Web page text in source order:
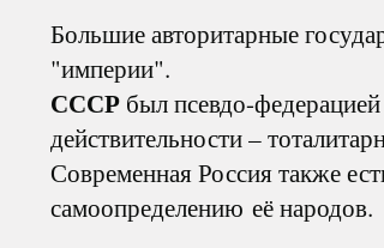
Большие авторитарные
"империи".
СССР был псевдо-
действительности –
Современная Россия также
самоопределению её народов.